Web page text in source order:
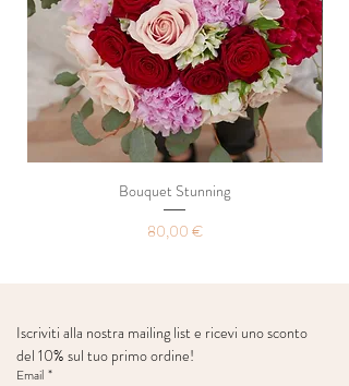
Bouquet Stunning
Prezzo
80,00 €
Iscriviti alla nostra mailing list e ricevi uno sconto
del 10% sul tuo primo ordine!
Email *